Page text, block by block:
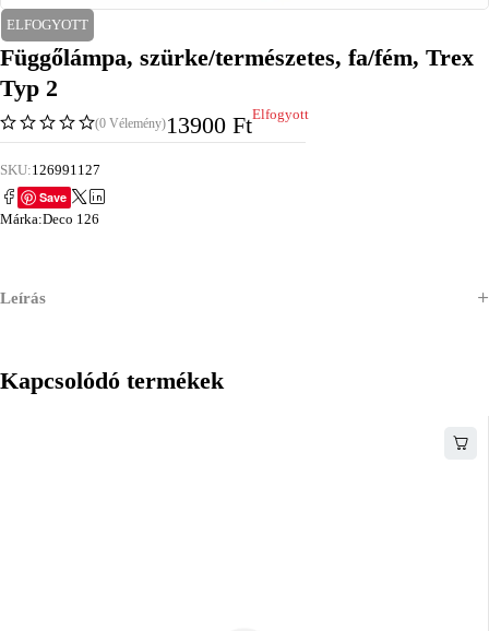
ELFOGYOTT
Függőlámpa, szürke/természetes, fa/fém, Trex
Typ 2
(0 Vélemény)13900 FtElfogyott
SKU:126991127
Save
Márka:Deco 126
Leírás
Kapcsolódó termékek